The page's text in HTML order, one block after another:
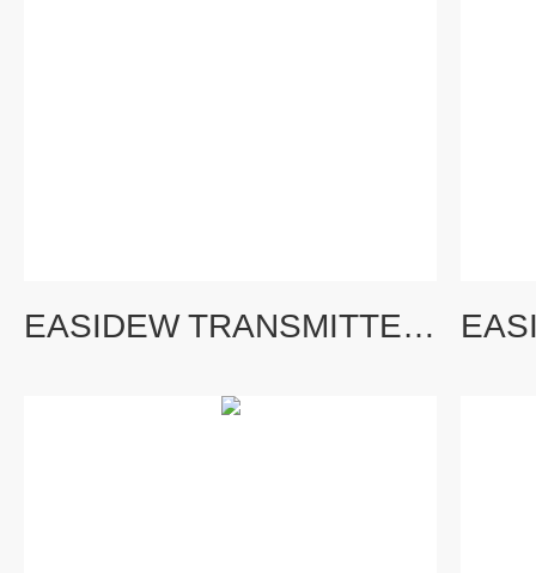
EASIDEW TRANSMITTER密析尔Easidew两线制露点变送器